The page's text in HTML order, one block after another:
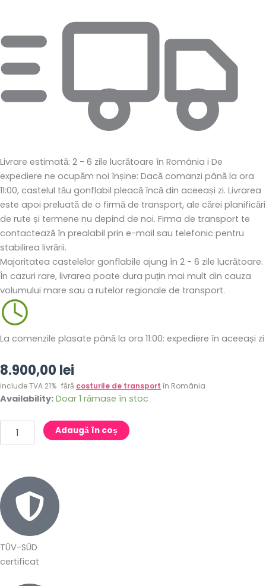
Livrare estimată: 2 - 6 zile lucrătoare în România i De
expediere ne ocupăm noi înșine: Dacă comanzi până la ora
11:00, castelul tău gonflabil pleacă încă din aceeași zi. Livrarea
este apoi preluată de o firmă de transport, ale cărei planificări
de rute și termene nu depind de noi. Firma de transport te
contactează în prealabil prin e-mail sau telefonic pentru
stabilirea livrării.
Majoritatea castelelor gonflabile ajung în 2 - 6 zile lucrătoare.
În cazuri rare, livrarea poate dura puțin mai mult din cauza
volumului mare sau a rutelor regionale de transport.
La comenzile plasate până la ora 11:00: expediere în aceeași zi
8.900,00 lei
include TVA 21% · fără costurile de transport în România
Availability: Doar 1 rămase în stoc
Cantitate
gonflabil
Dinozaur
Adaugă în coș
TÜV-SÜD
certificat